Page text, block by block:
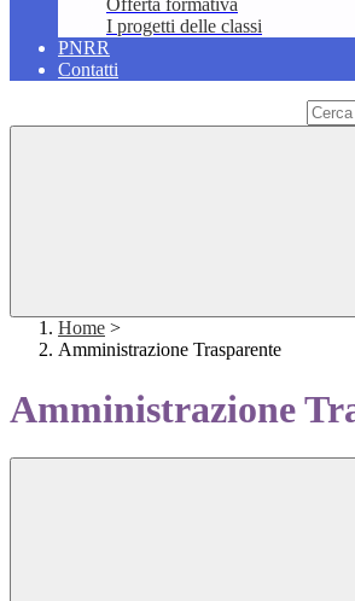
Offerta formativa
I progetti delle classi
PNRR
Contatti
Home >
Amministrazione Trasparente
Amministrazione